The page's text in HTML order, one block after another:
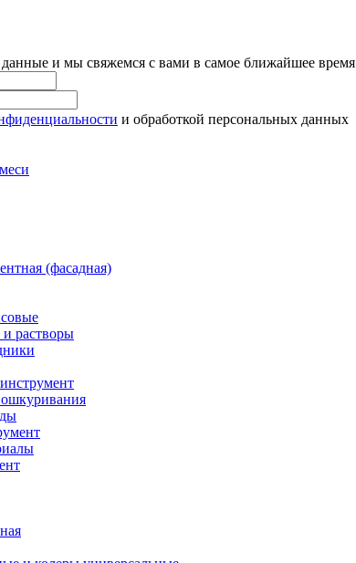
и мы свяжемся с вами в самое ближайшее время
и обработкой персональных данных
(фасадная)
растворы